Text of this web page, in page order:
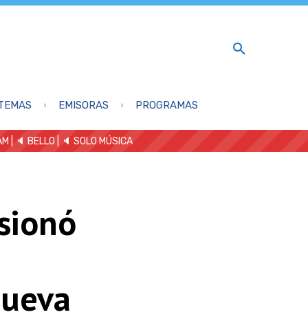
EMISORAS PROGRAMAS
| 🔈 BELLO 🔈 SOLO MÚSICA